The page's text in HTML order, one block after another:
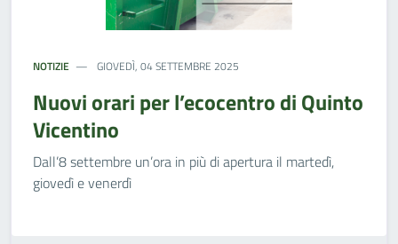
NOTIZIE GIOVEDÌ, 04 SETTEMBRE 2025
Nuovi orari per l’ecocentro di Quinto
Vicentino
Dall’8 settembre un’ora in più di apertura il martedì,
giovedì e venerdì